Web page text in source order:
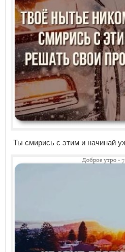
Ты смирись с этим и начинай